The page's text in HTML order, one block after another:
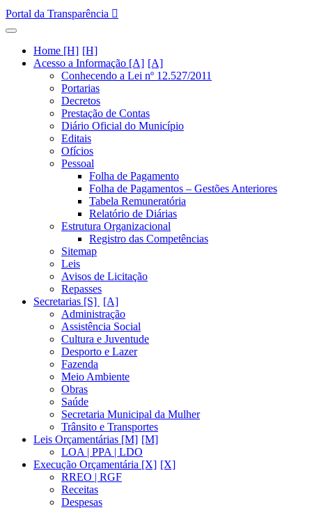
Portal da Transparência
Home [H]
Acesso a Informação [A]
Conhecendo a Lei nº 12.527/2011
Portarias
Decretos
Prestação de Contas
Diário Oficial do Município
Editais
Ofícios
Pessoal
Folha de Pagamento
Folha de Pagamentos – Gestões Anteriores
Tabela Remuneratória
Relatório de Diárias
Estrutura Organizacional
Registro das Competências
Sitemap
Leis
Avisos de Licitação
Repasses
Secretarias [S]
Administração
Assistência Social
Cultura e Juventude
Desporto e Lazer
Fazenda
Meio Ambiente
Obras
Saúde
Secretaria Municipal da Mulher
Trânsito e Transportes
Leis Orçamentárias [M]
LOA | PPA | LDO
Execução Orçamentária [X]
RREO | RGF
Receitas
Despesas